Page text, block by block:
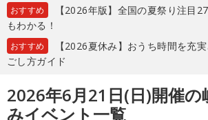
おすすめ
【2026年版】全国の夏祭り注目
もわかる！
おすすめ
【2026夏休み】おうち時間を充
ごし方ガイド
2026年6月21日(日)開催の
みイベント一覧